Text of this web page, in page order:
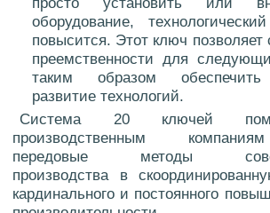
оборудование,
повысится. Этот ключ позволяет
преемственности для
таким образом обеспечить
развитие технологий.
Система 20 ключей
производственным
передовые методы
производства в
кардинального и постоянного